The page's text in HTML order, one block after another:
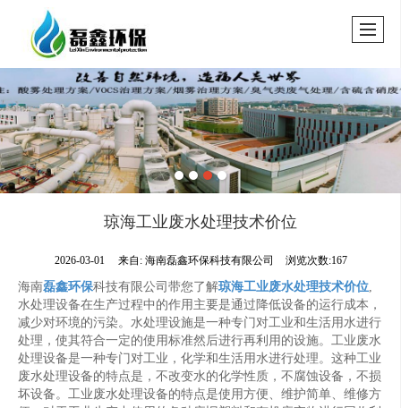
琼海工业废水处理技术价位
2026-03-01 来自: 海南磊鑫环保科技有限公司 浏览次数:167
海南磊鑫环保科技有限公司带您了解琼海工业废水处理技术价位,
水处理设备在生产过程中的作用主要是通过降低设备的运行成本，
减少对环境的污染。水处理设施是一种专门对工业和生活用水进行
处理，使其符合一定的使用标准然后进行再利用的设施。工业废水
处理设备是一种专门对工业，化学和生活用水进行处理。这种工业
废水处理设备的特点是，不改变水的化学性质，不腐蚀设备，不损
坏设备。工业废水处理设备的特点是使用方便、维护简单、维修方